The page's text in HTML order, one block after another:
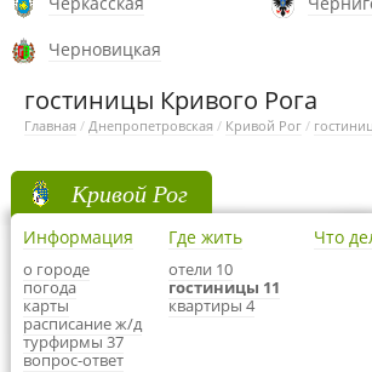
Черновицкая
гостиницы Кривого Рога
Главная / Днепропетровская / Кривой Рог /
Кривой Рог
Информация
о городе
погода
карты
расписание ж/д
турфирмы 37
вопрос-ответ
Где жить
отели 10
гостиницы 11
квартиры 4
Что